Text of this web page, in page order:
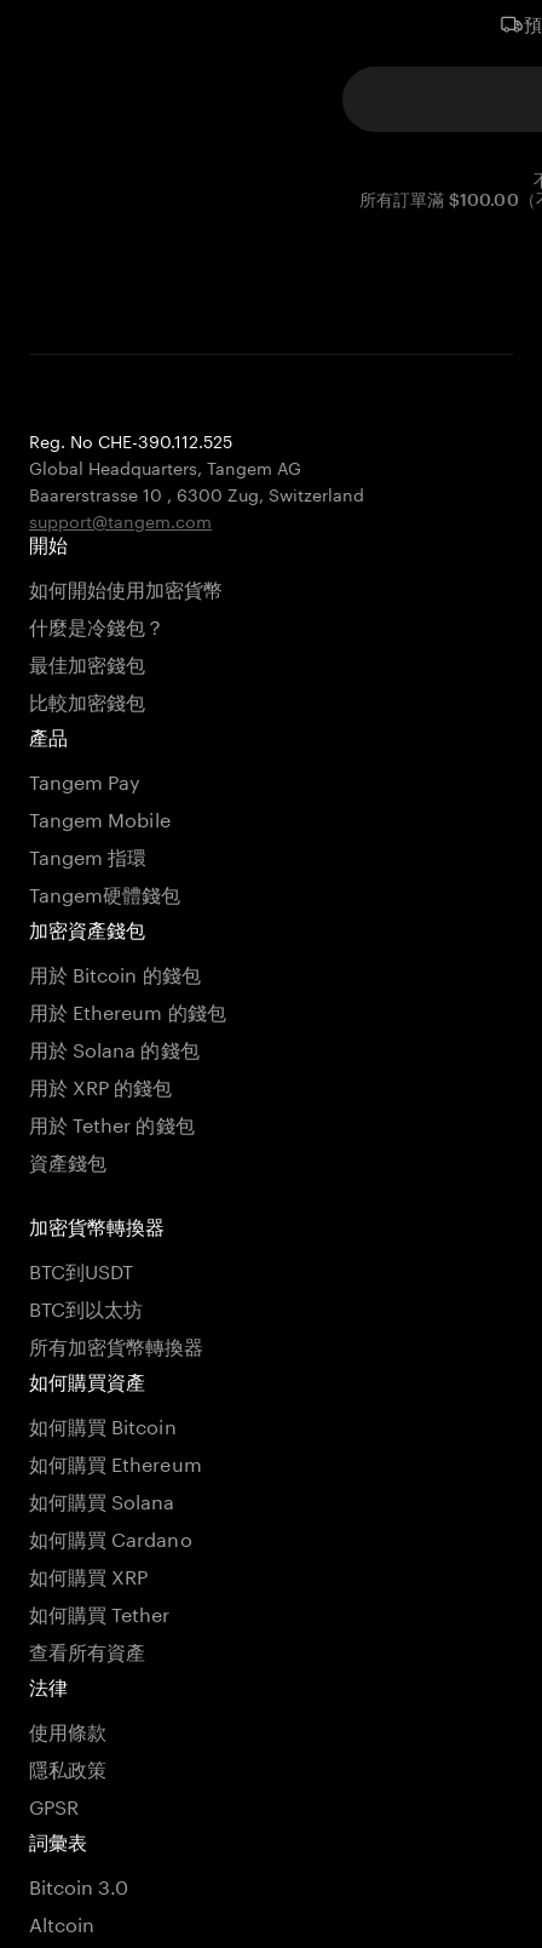
所有訂單滿 $100.00（
Reg. No CHE-390.112.525
Global Headquarters, Tangem AG
Baarerstrasse 10 , 6300 Zug, Switzerland
support@tangem.com
開始
如何開始使用加密貨幣
什麼是冷錢包？
最佳加密錢包
比較加密錢包
產品
Tangem Pay
Tangem Mobile
Tangem 指環
Tangem硬體錢包
加密資產錢包
用於 Bitcoin 的錢包
用於 Ethereum 的錢包
用於 Solana 的錢包
用於 XRP 的錢包
用於 Tether 的錢包
資產錢包
加密貨幣轉換器
BTC到USDT
BTC到以太坊
所有加密貨幣轉換器
如何購買資產
如何購買 Bitcoin
如何購買 Ethereum
如何購買 Solana
如何購買 Cardano
如何購買 XRP
如何購買 Tether
查看所有資產
法律
使用條款
隱私政策
GPSR
詞彙表
Bitcoin 3.0
Altcoin